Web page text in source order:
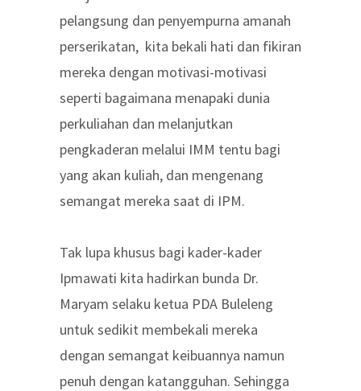
pelangsung dan penyempurna amanah
perserikatan, kita bekali hati dan fikiran
mereka dengan motivasi-motivasi
seperti bagaimana menapaki dunia
perkuliahan dan melanjutkan
pengkaderan melalui IMM tentu bagi
yang akan kuliah, dan mengenang
semangat mereka saat di IPM.
Tak lupa khusus bagi kader-kader
Ipmawati kita hadirkan bunda Dr.
Maryam selaku ketua PDA Buleleng
untuk sedikit membekali mereka
dengan semangat keibuannya namun
penuh dengan katangguhan. Sehingga